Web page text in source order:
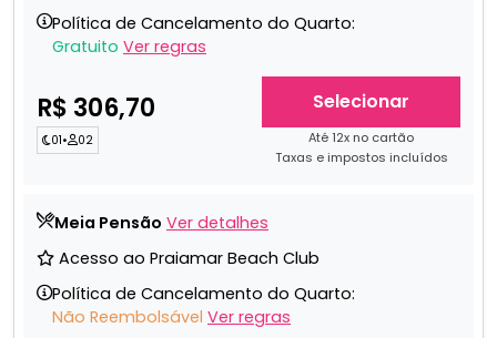
Política de Cancelamento do Quarto:
Gratuito Ver regras
R$ 306,70
01• 02
Selecionar
Até 12x no cartão
Taxas e impostos incluídos
Meia Pensão Ver detalhes
Acesso ao Praiamar Beach Club
Política de Cancelamento do Quarto:
Não Reembolsável Ver regras